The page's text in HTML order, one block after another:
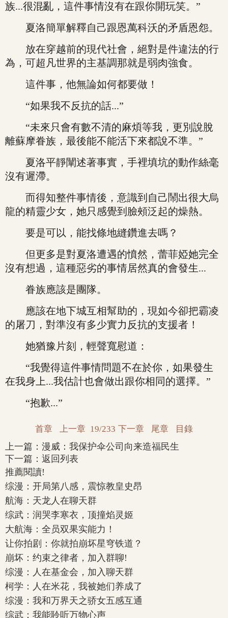
族...很混亂，這件事情沒有在跟你開玩笑。”
夏洛簡單解釋自己跟恩萬科沃的矛盾恩怨。
放在穿越前的現代社會，絕對是件違法的行
為，可超凡世界的主基調那就是弱肉強食。
這件事，他無論如何都要做！
“如果我不反抗的話...”
“未來只會有數不清的麻煩等我，更別說脫
離蘇摩眷族，最後能不能活下來都說不準。”
夏洛平靜闡述著事實，手裡填坑的動作絲毫
沒有遲滯。
而得知整件事情後，意識到自己鬧出很大烏
龍的精靈少女，她只感覺到臉頰泛起的燥熱。
要是可以，能找條地縫鑽進去嗎？
但更多是對夏洛遭遇的憤然，蕾菲婭她完全
沒有想過，這種惡劣的事情居然真的會發生...
眷族應該是團隊。
應該在地下城互相幫助的，現如今卻把霸凌
的屠刀，對準沒有多少實力反抗的支援者！
她猶豫片刻，輕聲寬慰道：
“我覺得這件事情問題不在於你，如果發生
在我身上...我估計也會做出跟你相同的選擇。”
“抱歉...”
首章 上一章 19/233 下一章 尾章 目錄
上一篇： 漫威：我保护伞公司向来造福民生
下一篇： 返回列表
推薦閱讀!
综漫：开局第八感，震惊教皇史昂
航海：天龙人在聊天群
综武：润哭李寒衣，顶撞焰灵姬
大航海：全员双果实能力！
让你拍剧：你就拍崩坏星穹铁道？
崩坏：约束之律者，加入群聊!
综漫：人在基金会，加入聊天群
柯学：人在米花，我被她们养成了
综漫：我和万界天之骄女五感互通
综武：我能聆听万物心声